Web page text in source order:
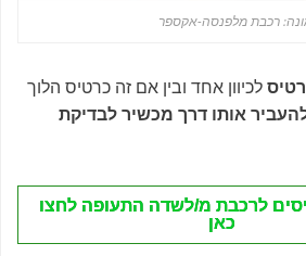
רכבת מלפנסה-אקספר
לכיוון אחד ובין אם זה כרטיס הלוך
אותו דרך מכשיר לבדיקת
לרכבת מ/לשדה התעופה לחצו
כאן